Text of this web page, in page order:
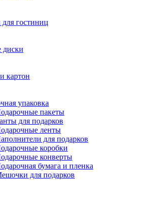
гостиниц
диски
картон
упаковка
пакеты
для подарков
ленты
для подарков
коробки
конверты
бумага и пленка
для подарков